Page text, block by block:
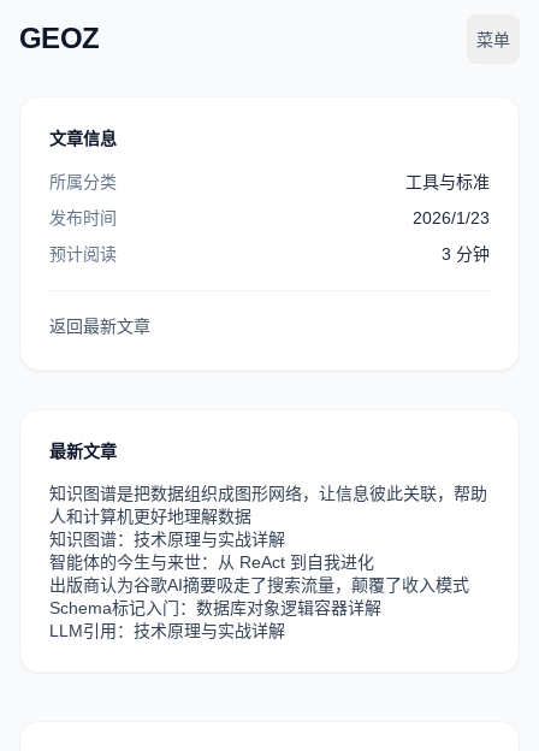
GEOZ 菜单
文章信息
所属分类
工具与标准
发布时间
2026/1/23
预计阅读
3 分钟
返回最新文章
最新文章
知识图谱是把数据组织成图形网络，让信息彼此关联，帮助
人和计算机更好地理解数据
知识图谱：技术原理与实战详解
智能体的今生与来世：从 ReAct 到自我进化
出版商认为谷歌AI摘要吸走了搜索流量，颠覆了收入模式
Schema标记入门：数据库对象逻辑容器详解
LLM引用：技术原理与实战详解